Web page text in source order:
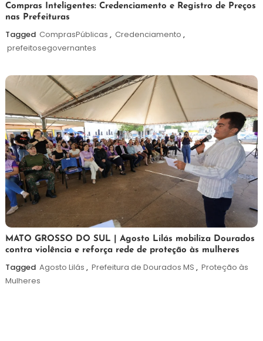
6
de
agosto
de
2026
Redação
Compras Inteligentes: Credenciamento e Registro de Preços
nas Prefeituras
Tagged ComprasPúblicas , Credenciamento ,
prefeitosegovernantes
5
de
agosto
de
Maurilio
MATO GROSSO DO SUL | Agosto Lilás mobiliza Dourados
contra violência e reforça rede de proteção às mulheres
Tagged Agosto Lilás , Prefeitura de Dourados MS , Proteção às
Mulheres